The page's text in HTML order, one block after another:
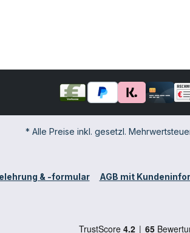
* Alle Preise inkl. gesetzl.
& -formular AGB mit